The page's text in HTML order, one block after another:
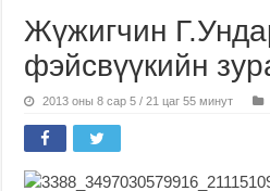
Жүжигчин
фэйсвүүкийн
2013 оны 8 сар 5 / 21 цаг 55 минут